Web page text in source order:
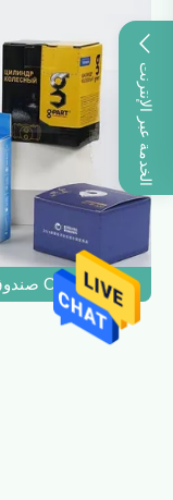
الخدمة عبر الإنترنت
Oem Kraft صندوق تغليف ورق مخصص للمجوهرات هدية على شكل قلب عطر